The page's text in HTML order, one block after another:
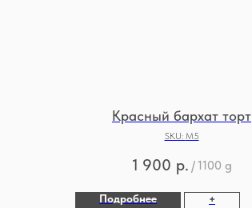
Красный бархат торт
SKU: М5
1 900 р. /1100 g
Подробнее +